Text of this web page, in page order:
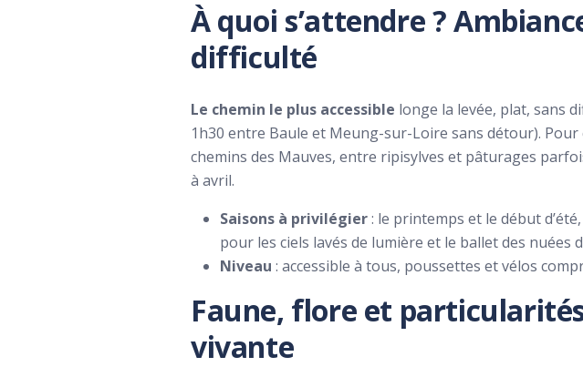
À quoi s’attendre ?
difficulté
Le chemin le plus accessible longe la levée, plat, sans
1h30 entre Baule et Meung-sur-Loire sans détour).
chemins des Mauves, entre ripisylves et pâturages
à avril.
Saisons à privilégier: le printemps et le début
pour les ciels lavés de lumière et le ballet des nuées
Niveau : accessible à tous, poussettes et vélos
Faune, flore et
vivante